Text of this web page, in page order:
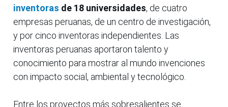
inventoras de 18 universidades, de cuatro
empresas peruanas, de un centro de investigación,
y por cinco inventoras independientes. Las
inventoras peruanas aportaron talento y
conocimiento para mostrar al mundo invenciones
con impacto social, ambiental y tecnológico.
Entre los proyectos más sobresalientes se